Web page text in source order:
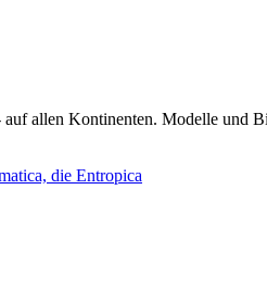
allen Kontinenten. Modelle und
die Entropica